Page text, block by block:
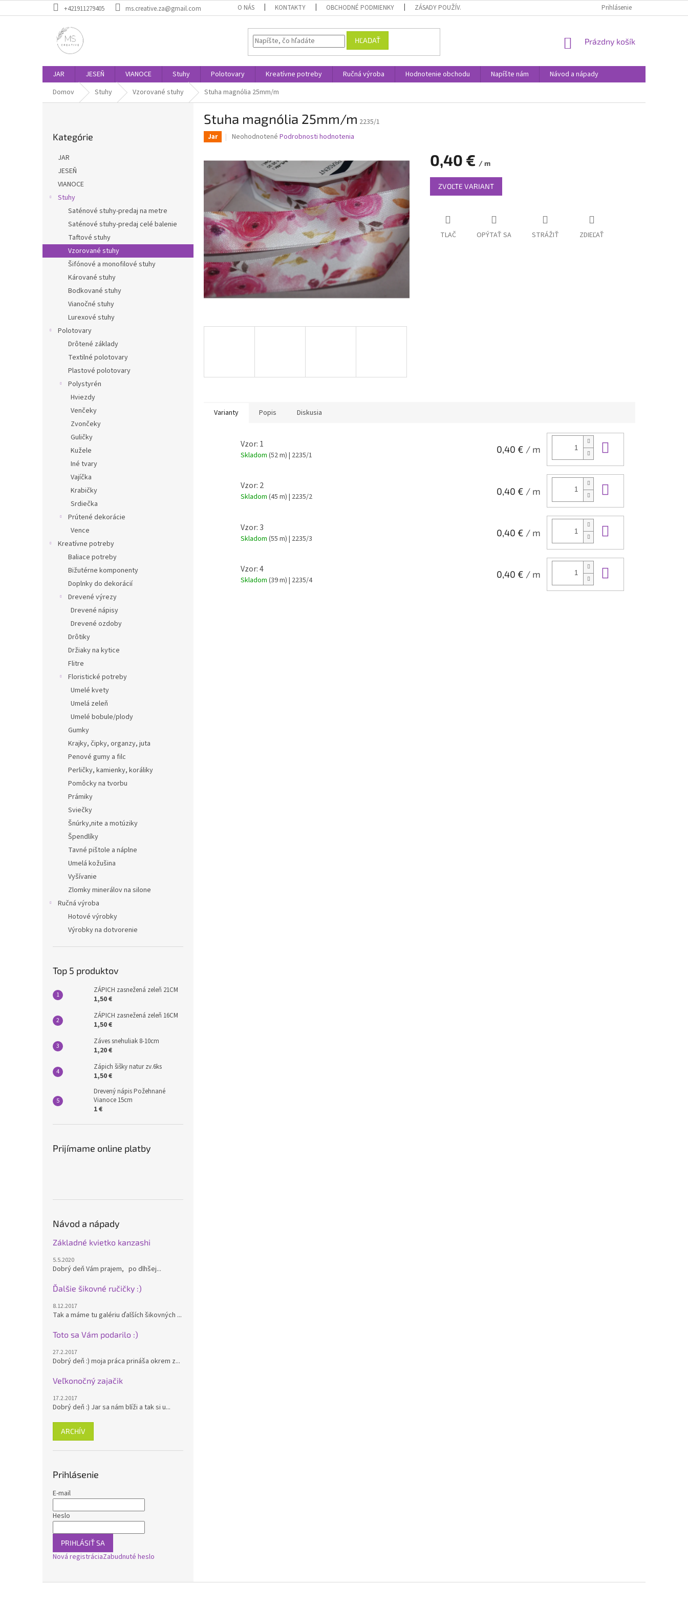
na
+421911279405 ms.creative.za@gmail.com O NÁS KONTAKTY OBCHODNÉ PODMIENKY ZÁSADY POUŽÍVANIA SÚBOROV COOKIES PODMIENKY OCHRANY OSOBNÝCH ÚDAJOV
Prihlásenie
HĽADAŤ
NÁKUPNÝ
Prázdny košík
JAR JESEŇ VIANOCE Stuhy Polotovary Kreatívne potreby Ručná výroba Hodnotenie obchodu Napíšte nám
Návod a nápady
Domov
Stuhy Vzorované stuhy Stuha magnólia 25mm/m
kategórie
Kategórie
JAR
JESEŇ
VIANOCE
Stuhy
Saténové stuhy-predaj na metre
Saténové stuhy-predaj celé balenie
Taftové stuhy
Vzorované stuhy
Šifónové a monofilové stuhy
Kárované stuhy
Bodkované stuhy
Vianočné stuhy
Lurexové stuhy
Polotovary
Drôtené základy
Textilné polotovary
Plastové polotovary
Polystyrén
Hviezdy
Venčeky
Zvončeky
Guličky
Kužele
Iné tvary
Vajíčka
Krabičky
Srdiečka
Prútené dekorácie
Vence
Kreatívne potreby
Baliace potreby
Bižutérne komponenty
Doplnky do dekorácií
Drevené výrezy
Drevené nápisy
Drevené ozdoby
Drôtiky
Držiaky na kytice
Flitre
Floristické potreby
Umelé kvety
Umelá zeleň
Umelé bobule/plody
Gumky
Krajky, čipky, organzy, juta
Penové gumy a filc
Perličky, kamienky, koráliky
Pomôcky na tvorbu
Prámiky
Sviečky
Šnúrky,nite a motúziky
Špendlíky
Tavné pištole a náplne
Umelá kožušina
Vyšívanie
Zlomky minerálov na silone
Ručná výroba
Hotové výrobky
Výrobky na dotvorenie
Top 5 produktov
ZÁPICH zasnežená zeleň 21CM
1,50 €
ZÁPICH zasnežená zeleň 16CM
1,50 €
Záves snehuliak 8-10cm
1,20 €
Zápich šišky natur zv.6ks
1,50 €
Drevený nápis Požehnané
Vianoce 15cm
1 €
Prijímame online platby
Návod a nápady
Základné kvietko kanzashi
5.5.2020
Dobrý deň Vám prajem, po dlhšej...
Ďalšie šikovné ručičky :)
8.12.2017
Tak a máme tu galériu ďalších šikovných ...
Toto sa Vám podarilo :)
27.2.2017
Dobrý deň :) moja práca prináša okrem z...
Veľkonočný zajačik
17.2.2017
Dobrý deň :) Jar sa nám blíži a tak si u...
ARCHÍV
Prihlásenie
E-mail
Heslo
PRIHLÁSIŤ SA
Nová registráciaZabudnuté heslo
Stuha magnólia 25mm/m 2235/1
Jar
Priemerné
0,0
z
5
hviezdičiek.
Neohodnotené Podrobnosti hodnotenia
0,40 € / m
Jednotková
cena:
ZVOĽTE VARIANT
TLAČ OPÝTAŤ SA STRÁŽIŤ ZDIEĽAŤ
Varianty Popis Diskusia
Vzor: 1
Skladom (52 m) | 2235/1
0,40 € / m
Vzor: 2
Skladom (45 m) | 2235/2
0,40 € / m
Vzor: 3
Skladom (55 m) | 2235/3
0,40 € / m
Vzor: 4
Skladom (39 m) | 2235/4
0,40 € / m